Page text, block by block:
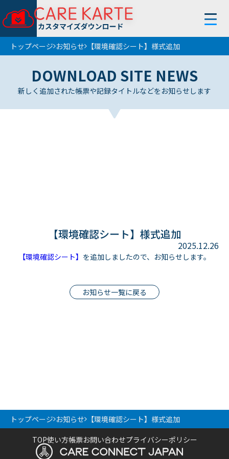
使い方
トップページ お知らせ 【環境確認シート】様式追加
DOWNLOAD SITE NEWS
新しく追加された帳票や記録タイトルなどをお知らせします
【環境確認シート】様式追加
2025.12.26
【環境確認シート】 を追加しましたので、お知らせします。
お知らせ一覧に戻る
トップページ お知らせ
【環境確認シート】様式追加
TOP使い方帳票お問い合わせプライバシーポリシー